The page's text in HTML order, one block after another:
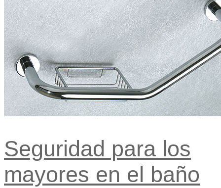
Seguridad para los
mayores en el baño